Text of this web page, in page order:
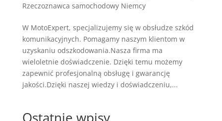
Rzeczoznawca samochodowy Niemcy
W MotoExpert, specjalizujemy się w obsłudze szkód
komunikacyjnych. Pomagamy naszym klientom w
uzyskaniu odszkodowania.Nasza firma ma
wieloletnie doświadczenie. Dzięki temu możemy
zapewnić profesjonalną obsługę i gwarancję
jakości.Dzięki naszej wiedzy i doświadczeniu,...